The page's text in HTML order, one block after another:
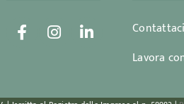
Contattaci
Lavora